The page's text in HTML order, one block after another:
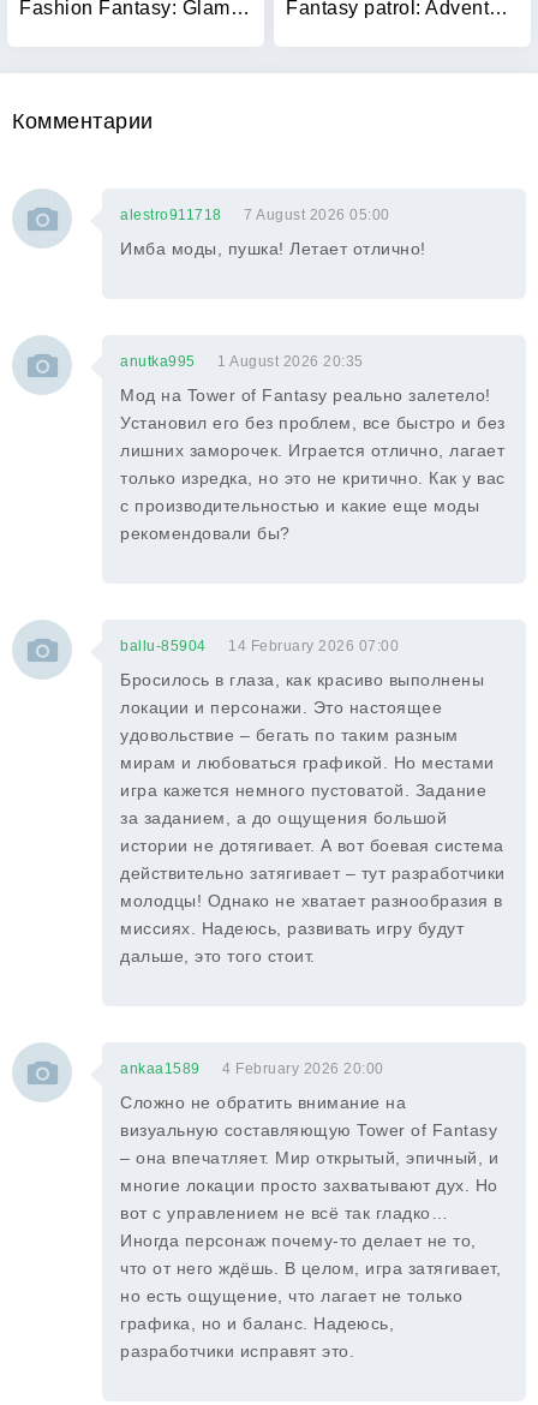
Fashion Fantasy: Glam Stylist Fantasy patrol: Adventures
Комментарии
alestro911718 7 August 2026 05:00
Имба моды, пушка! Летает отлично!
anutka995 1 August 2026 20:35
Мод на Tower of Fantasy реально залетело!
Установил его без проблем, все быстро и без
лишних заморочек. Играется отлично, лагает
только изредка, но это не критично. Как у вас
с производительностью и какие еще моды
рекомендовали бы?
ballu-85904 14 February 2026 07:00
Бросилось в глаза, как красиво выполнены
локации и персонажи. Это настоящее
удовольствие – бегать по таким разным
мирам и любоваться графикой. Но местами
игра кажется немного пустоватой. Задание
за заданием, а до ощущения большой
истории не дотягивает. А вот боевая система
действительно затягивает – тут разработчики
молодцы! Однако не хватает разнообразия в
миссиях. Надеюсь, развивать игру будут
дальше, это того стоит.
ankaa1589 4 February 2026 20:00
Сложно не обратить внимание на
визуальную составляющую Tower of Fantasy
– она впечатляет. Мир открытый, эпичный, и
многие локации просто захватывают дух. Но
вот с управлением не всё так гладко…
Иногда персонаж почему-то делает не то,
что от него ждёшь. В целом, игра затягивает,
но есть ощущение, что лагает не только
графика, но и баланс. Надеюсь,
разработчики исправят это.